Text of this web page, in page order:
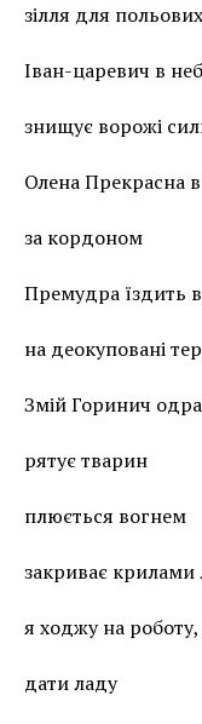
зілля для
Іван-царевич в
знищує ворожі
Олена Прекрасна
за кордоном
Премудра їздить
на деокуповані
Змій Горинич
рятує тварин
плюється вогнем
закриває крилами
я ходжу на
дати ладу